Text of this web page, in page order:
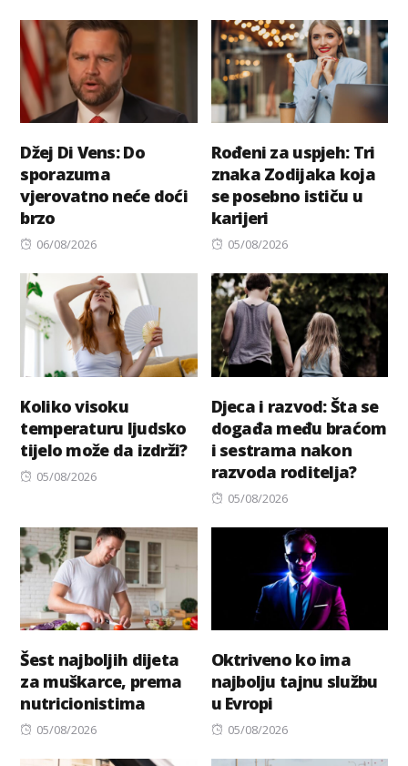
Džej Di Vens: Do
sporazuma
vjerovatno neće doći
brzo
Posted
06/08/2026
Rođeni za uspjeh: Tri
znaka Zodijaka koja
se posebno ističu u
karijeri
Posted
05/08/2026
Koliko visoku
temperaturu ljudsko
tijelo može da izdrži?
Posted
05/08/2026
Djeca i razvod: Šta se
događa među braćom
i sestrama nakon
razvoda roditelja?
Posted
05/08/2026
Šest najboljih dijeta
za muškarce, prema
nutricionistima
Posted
05/08/2026
Oktriveno ko ima
najbolju tajnu službu
u Evropi
Posted
05/08/2026